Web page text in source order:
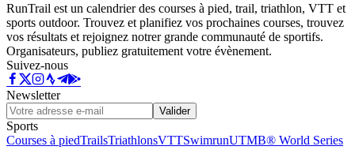
RunTrail est un calendrier des courses à pied, trail, triathlon, VTT et
sports outdoor. Trouvez et planifiez vos prochaines courses, trouvez
vos résultats et rejoignez notrer grande communauté de sportifs.
Organisateurs, publiez gratuitement votre évènement.
Suivez-nous
Newsletter
Valider
Sports
Courses à piedTrailsTriathlonsVTTSwimrunUTMB® World Series